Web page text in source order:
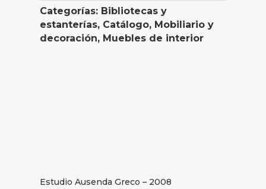
Categorías: Bibliotecas y
estanterías, Catálogo, Mobiliario y
decoración, Muebles de interior
Estudio Ausenda Greco – 2008